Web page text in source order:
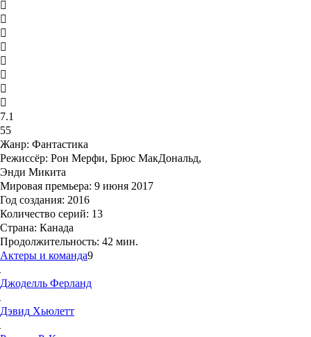
7.1
55
Жанр: Фантастика
Режиссёр: Рон Мерфи, Брюс МакДональд,
Энди Микита
Мировая премьера: 9 июня 2017
Год создания: 2016
Количество серий: 13
Страна: Канада
Продолжительность: 42 мин.
Актеры и команда9
Джоделль Ферланд
Дэвид Хьюлетт